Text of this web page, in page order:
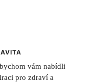
vám nabídli
pro zdraví a